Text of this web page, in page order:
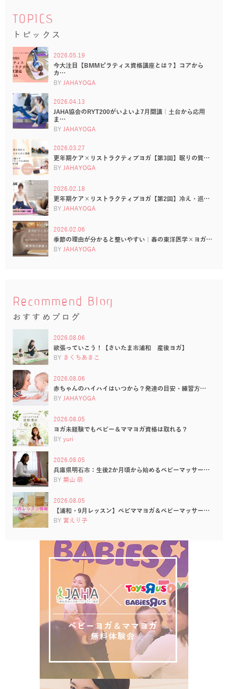
TOPICS
トピックス
2026.05.19
今大注目【BMMピラティス資格講座とは？】コアから
カ…
BY JAHAYOGA
2026.04.13
JAHA協会のRYT200がいよいよ7月開講｜土台から応用
ま…
BY JAHAYOGA
2026.03.27
更年期ケア×リストラクティブヨガ【第3回】眠りの質…
BY JAHAYOGA
2026.02.18
更年期ケア×リストラクティブヨガ【第2回】冷え・巡…
BY JAHAYOGA
2026.02.06
季節の理由が分かると整いやすい｜春の東洋医学×ヨガ…
BY JAHAYOGA
Recommend Blog
おすすめブログ
2026.08.06
欲張っていこう！【さいたま市浦和 産後ヨガ】
BY きくちあきこ
2026.08.06
赤ちゃんのハイハイはいつから？発達の目安・練習方…
BY JAHAYOGA
2026.08.05
ヨガ未経験でもベビー＆ママヨガ資格は取れる？
BY yuri
2026.08.05
兵庫県明石市：生後2か月頃から始めるベビーマッサー…
BY 築山 萌
2026.08.05
【浦和・9月レッスン】ベビママヨガ＆ベビーマッサー…
BY 宮えり子